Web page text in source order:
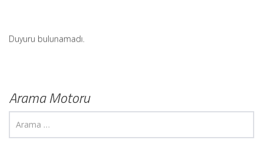
Duyuru bulunamadı.
Arama Motoru